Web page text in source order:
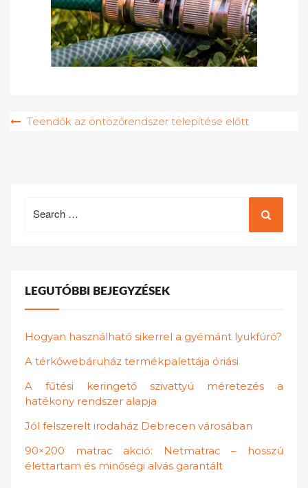
Bejegyzés
Teendők az öntözőrendszer telepítése előtt
for:
LEGUTÓBBI BEJEGYZÉSEK
Hogyan használható sikerrel a gyémánt lyukfúró?
A térkőwebáruház termékpalettája óriási
A fűtési keringető szivattyú méretezés a
hatékony rendszer alapja
Jól felszerelt irodaház Debrecen városában
90×200 matrac akció: Netmatrac – hosszú
élettartam és minőségi alvás garantált